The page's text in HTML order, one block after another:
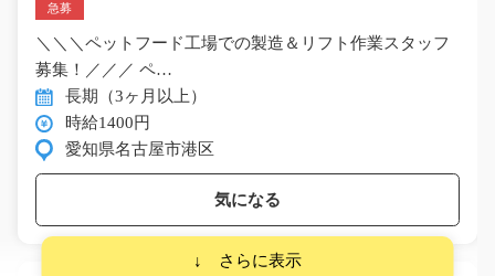
急募
＼＼＼ペットフード工場での製造＆リフト作業スタッフ
募集！／／／ ペ…
長期（3ヶ月以上）
時給1400円
愛知県名古屋市港区
気になる